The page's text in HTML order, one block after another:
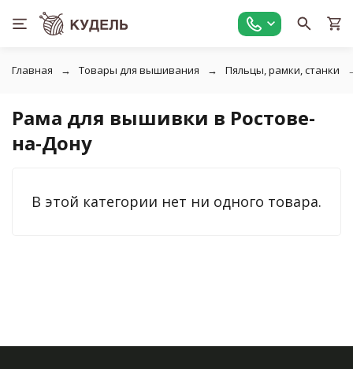
Главная Товары для вышивания Пяльцы, рамки, станки
Рама для вышивки в Ростове-
на-Дону
В этой категории нет ни одного товара.